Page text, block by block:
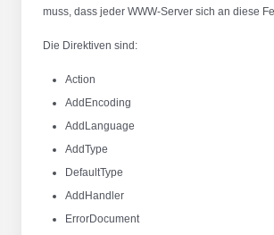
muss, dass jeder WWW-Server sich an diese
Die Direktiven sind:
Action
AddEncoding
AddLanguage
AddType
DefaultType
AddHandler
ErrorDocument